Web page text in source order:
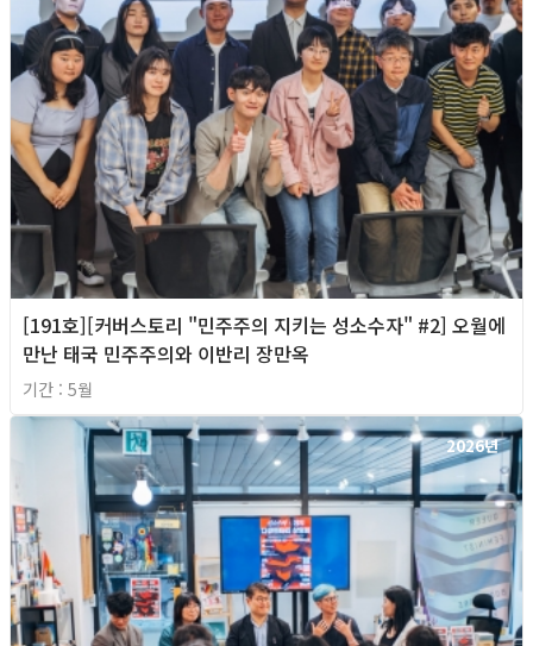
[191호][커버스토리 "민주주의 지키는 성소수자" #2] 오월에
만난 태국 민주주의와 이반리 장만옥
기간 : 5월
2026년